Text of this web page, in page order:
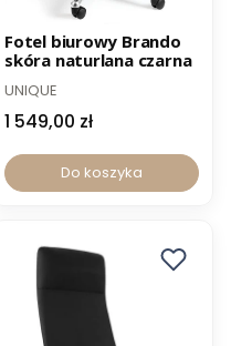
-12% z kodem PROMO12
Fotel biurowy Brando
skóra naturlana czarna
UNIQUE
1 549,00 zł
Do koszyka